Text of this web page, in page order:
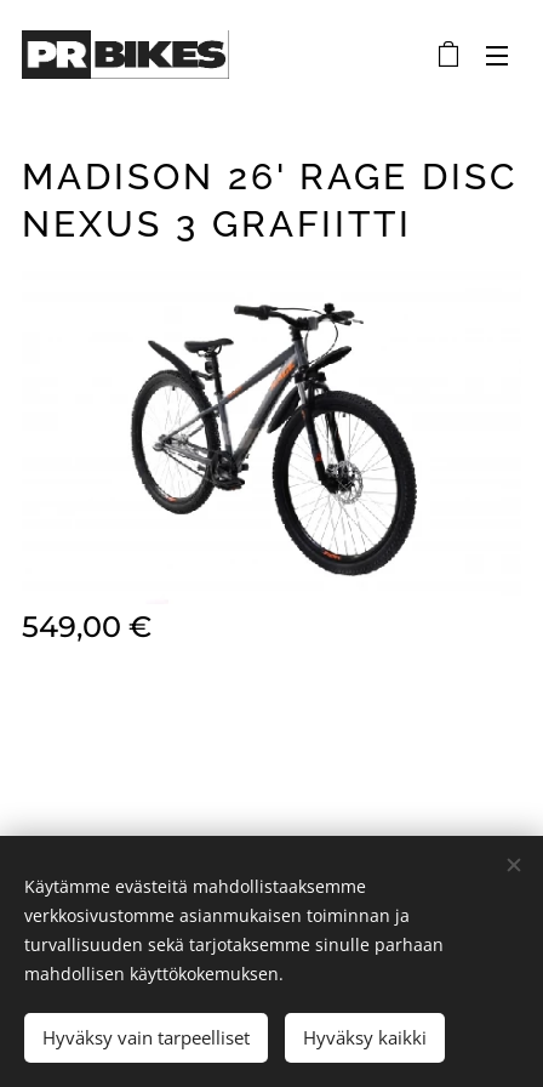
MADISON 26' RAGE DISC
NEXUS 3 GRAFIITTI
549,00 €
LISÄÄ OSTOSKORIIN
PR BIKES 2024 Evästeet
Käytämme evästeitä mahdollistaaksemme
verkkosivustomme asianmukaisen toiminnan ja
turvallisuuden sekä tarjotaksemme sinulle parhaan
mahdollisen käyttökokemuksen.
Hyväksy vain tarpeelliset Hyväksy kaikki